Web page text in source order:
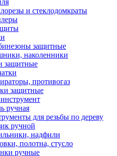
и стеклодомкраты
защитные
наколенники
защитные
противогаз
защитные
ручная
для резьбы по дереву
ручной
надфили
полотна, стусло
ручные